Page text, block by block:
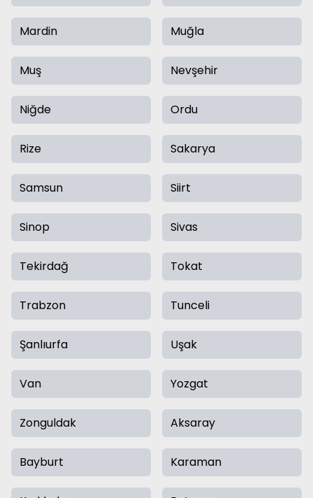
Mardin Muğla
Muş Nevşehir
Niğde Ordu
Rize Sakarya
Samsun Siirt
Sinop Sivas
Tekirdağ Tokat
Trabzon Tunceli
Şanlıurfa Uşak
Van Yozgat
Zonguldak Aksaray
Bayburt Karaman